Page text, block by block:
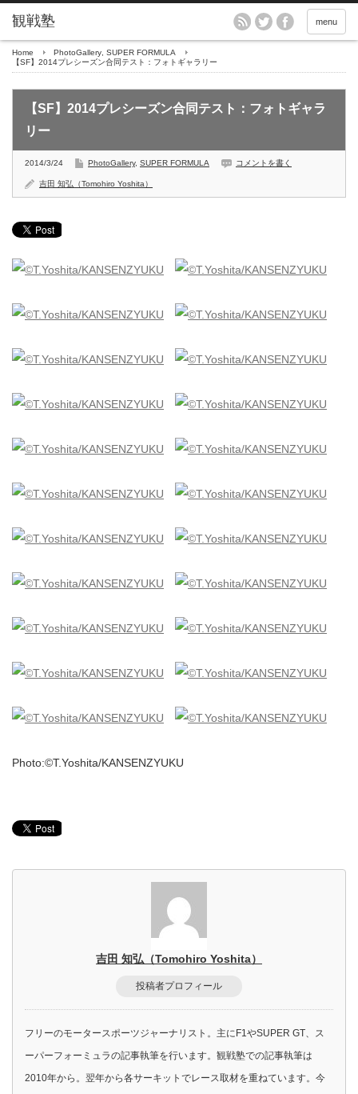
menu
Home PhotoGallery SUPER FORMULA
【SF】2014プレシーズン合同テスト：フォトギャラリー
【SF】2014プレシーズン合同テスト：フォトギャラ
リー
2014/3/24 PhotoGallery, SUPER FORMULA コメントを書く
吉田 知弘（Tomohiro Yoshita）
Photo:©T.Yoshita/KANSENZYUKU
吉田 知弘（Tomohiro Yoshita）
投稿者プロフィール
フリーのモータースポーツジャーナリスト。主にF1やSUPER GT、ス
ーパーフォーミュラの記事執筆を行います。観戦塾での記事執筆は
2010年から。翌年から各サーキットでレース取材を重ねています。今